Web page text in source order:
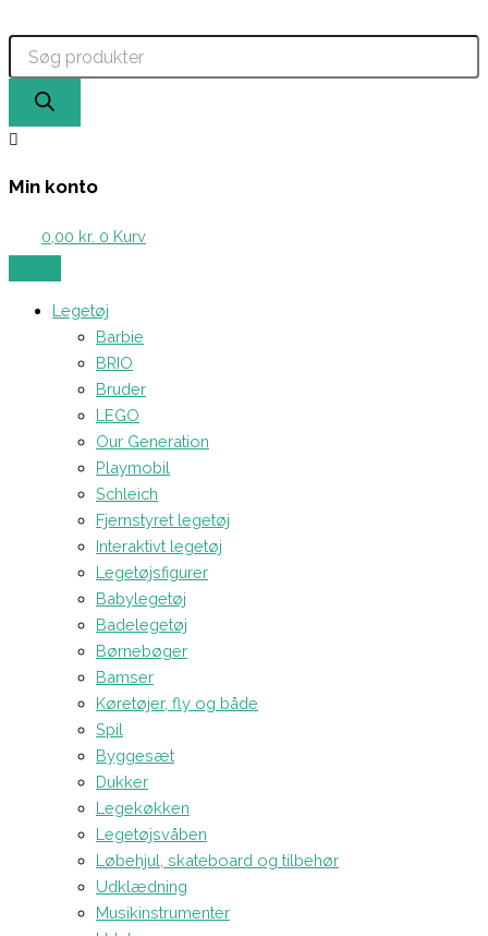
til
indholdet
search
Min konto
0,00 kr. 0 Kurv
Legetøj
Barbie
BRIO
Bruder
LEGO
Our Generation
Playmobil
Schleich
Fjernstyret legetøj
Interaktivt legetøj
Legetøjsfigurer
Babylegetøj
Badelegetøj
Børnebøger
Bamser
Køretøjer, fly og både
Spil
Byggesæt
Dukker
Legekøkken
Legetøjsvåben
Løbehjul, skateboard og tilbehør
Udklædning
Musikinstrumenter
Kostume
antal